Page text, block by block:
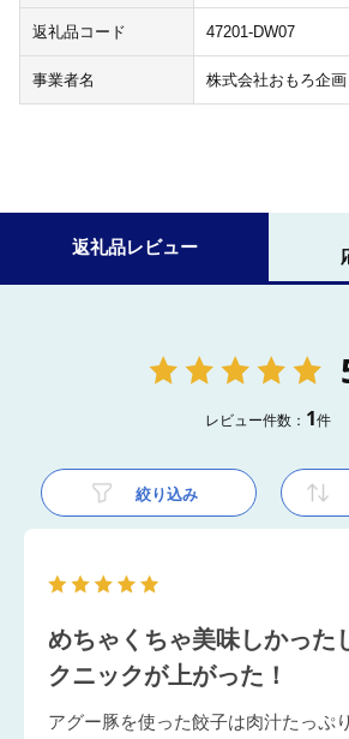
返礼品コード 47201-DW07
事業者名 株式会社おもろ企画
返礼品レビュー
レビュー件数： 1件
絞り込み
めちゃくちゃ美味しかった
クニックが上がった！
アグー豚を使った餃子は肉汁たっぷ